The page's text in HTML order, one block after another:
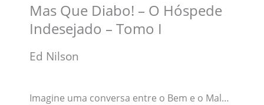
Mas Que Diabo! – O Hóspede
Indesejado – Tomo I
Ed Nilson
Imagine uma conversa entre o Bem e o Mal…